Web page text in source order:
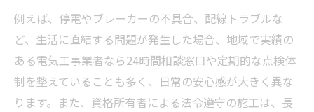
例えば、停電やブレーカーの不具合、配線トラブルな
ど、生活に直結する問題が発生した場合、地域で実績の
ある電気工事業者なら24時間相談窓口や定期的な点検体
制を整えていることも多く、日常の安心感が大きく異な
ります。また、資格所有者による法令遵守の施工は、長